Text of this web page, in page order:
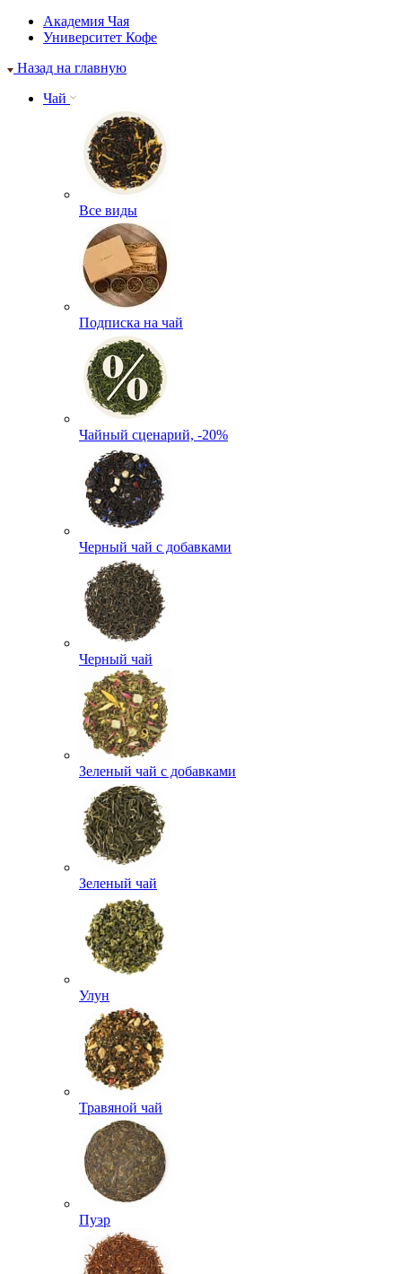
Академия Чая
Университет Кофе
Назад на главную
Чай
Все виды
Подписка на чай
Чайный сценарий, -20%
Черный чай с добавками
Черный чай
Зеленый чай с добавками
Зеленый чай
Улун
Травяной чай
Пуэр